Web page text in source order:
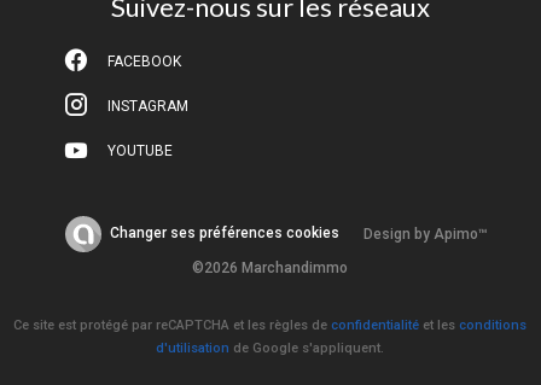
FACEBOOK
INSTAGRAM
YOUTUBE
Changer ses préférences cookies Design by Apimo™
©2026 Marchandimmo
Ce site est protégé par reCAPTCHA et les règles deconfidentialité et lesconditions
d'utilisation de Google s'appliquent.